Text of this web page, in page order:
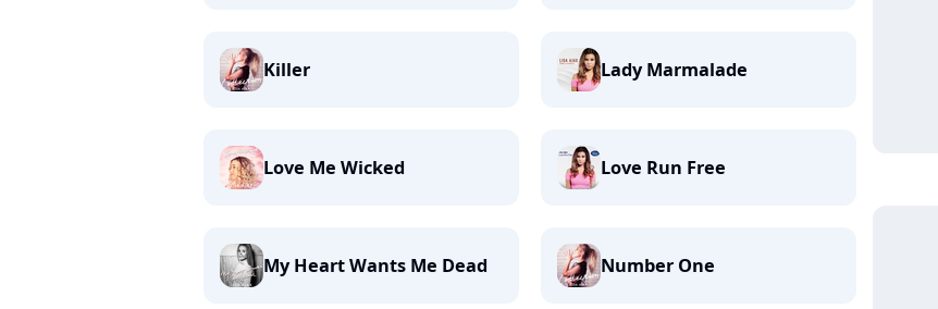
Killer Lady Marmalade
Love Me Wicked Love Run Free
My Heart Wants Me Dead Number One